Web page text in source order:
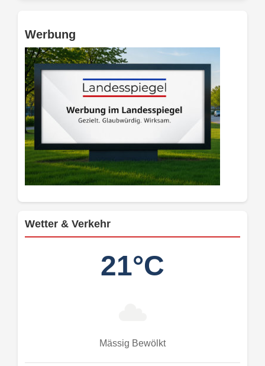
Werbung
Wetter & Verkehr
21°C
Mässig Bewölkt